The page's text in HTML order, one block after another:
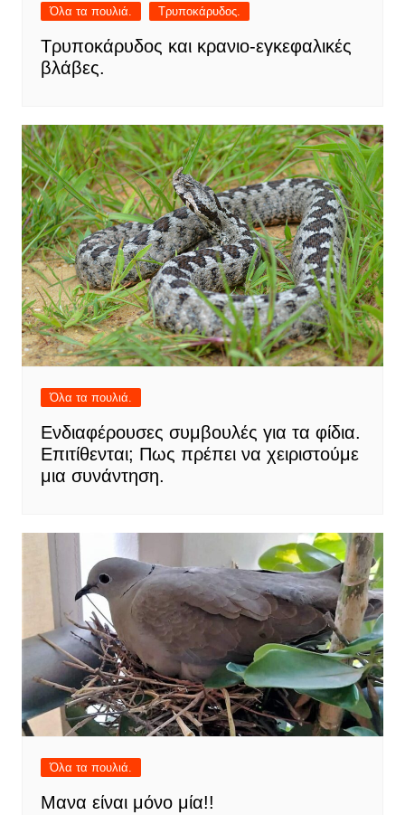
Όλα τα πουλιά.
Τρυποκάρυδος.
Τρυποκάρυδος και κρανιο-εγκεφαλικές
βλάβες.
Όλα τα πουλιά.
Ενδιαφέρουσες συμβουλές για τα φίδια.
Επιτίθενται; Πως πρέπει να χειριστούμε
μια συνάντηση.
Όλα τα πουλιά.
Μανα είναι μόνο μία!!